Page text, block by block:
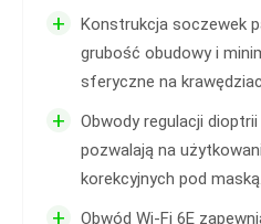
+
Konstrukcja soczewek
grubość obudowy i
sferyczne na
+
Obwody regulacji
pozwalają na
korekcyjnych pod maską.
+
Obwód Wi-Fi 6E